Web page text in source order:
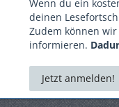
Wenn du ein
deinen
Zudem können
informieren.
Jetzt anmelden!